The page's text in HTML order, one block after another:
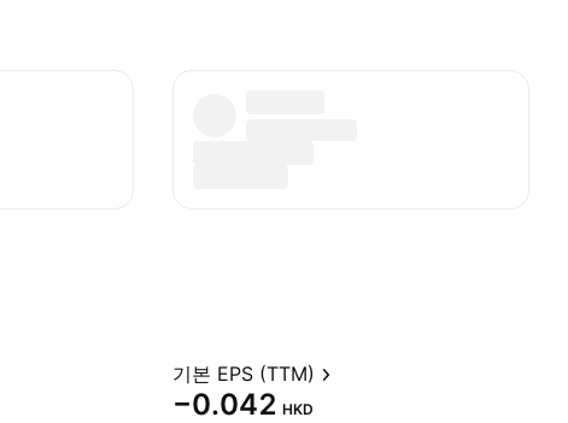
기본 EPS (TTM)
−0.042 HKD